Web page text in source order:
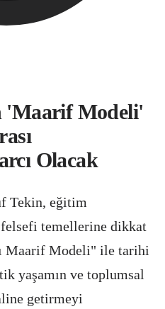
'Maarif Modeli'
Olacak
Tekin, eğitim
temellerine dikkat
Maarif Modeli" ile tarihi
yaşamın ve toplumsal
getirmeyi